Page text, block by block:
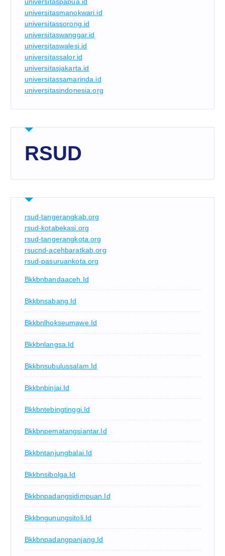
universitasmanokwari.id
universitassorong.id
universitaswanggar.id
universitaswalesi.id
universitassalor.id
universitasjakarta.id
universitassamarinda.id
universitasindonesia.org
RSUD
rsud-tangerangkab.org
rsud-kotabekasi.org
rsud-tangerangkota.org
rsucnd-acehbaratkab.org
rsud-pasuruankota.org
Bkkbnbandaaceh.id
Bkkbnsabang.id
Bkkbnlhokseumawe.id
Bkkbnlangsa.id
Bkkbnsubulussalam.id
Bkkbnbinjai.id
Bkkbntebingtinggi.id
Bkkbnpematangsiantar.id
Bkkbntanjungbalai.id
Bkkbnsibolga.id
Bkkbnpadangsidimpuan.id
Bkkbngunungsitoli.id
Bkkbnpadangpanjang.id